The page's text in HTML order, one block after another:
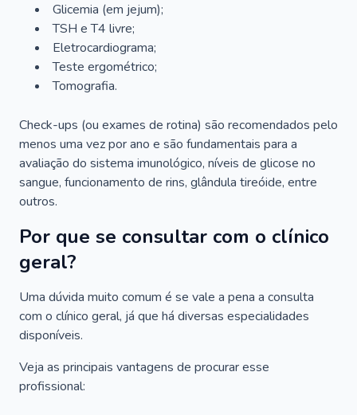
Glicemia (em jejum);
TSH e T4 livre;
Eletrocardiograma;
Teste ergométrico;
Tomografia.
Check-ups (ou exames de rotina) são recomendados pelo
menos uma vez por ano e são fundamentais para a
avaliação do sistema imunológico, níveis de glicose no
sangue, funcionamento de rins, glândula tireóide, entre
outros.
Por que se consultar com o clínico
geral?
Uma dúvida muito comum é se vale a pena a consulta
com o clínico geral, já que há diversas especialidades
disponíveis.
Veja as principais vantagens de procurar esse
profissional: